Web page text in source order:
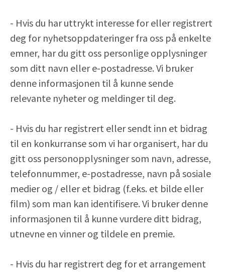
- Hvis du har uttrykt interesse for eller registrert
deg for nyhetsoppdateringer fra oss på enkelte
emner, har du gitt oss personlige opplysninger
som ditt navn eller e-postadresse. Vi bruker
denne informasjonen til å kunne sende
relevante nyheter og meldinger til deg.
- Hvis du har registrert eller sendt inn et bidrag
til en konkurranse som vi har organisert, har du
gitt oss personopplysninger som navn, adresse,
telefonnummer, e-postadresse, navn på sosiale
medier og / eller et bidrag (f.eks. et bilde eller
film) som man kan identifisere. Vi bruker denne
informasjonen til å kunne vurdere ditt bidrag,
utnevne en vinner og tildele en premie.
- Hvis du har registrert deg for et arrangement